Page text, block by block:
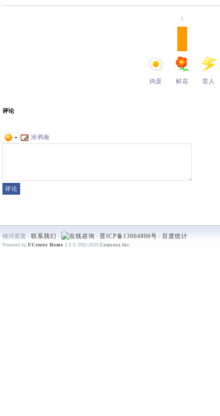
鸡蛋
1
鲜花 雷人
评论
涂鸦板
桃河窝窝 - 联系我们 - - 晋ICP备13004806号 - 百度统计
Powered by UCenter Home 2.0 © 2001-2010 Comsenz Inc.